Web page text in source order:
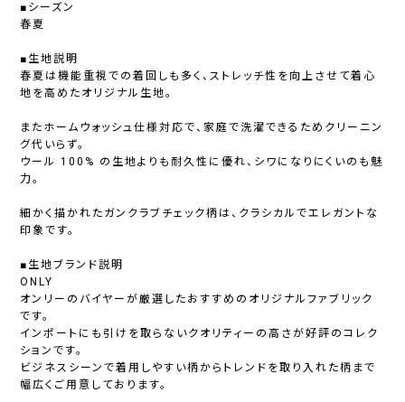
■シーズン
春夏
■生地説明
春夏は機能重視での着回しも多く、ストレッチ性を向上させて着心
地を高めたオリジナル生地。
またホームウォッシュ仕様対応で、家庭で洗濯できるためクリーニン
グ代いらず。
ウール 100% の生地よりも耐久性に優れ、シワになりにくいのも魅
力。
細かく描かれたガンクラブチェック柄は、クラシカルでエレガントな
印象です。
■生地ブランド説明
ONLY
オンリーのバイヤーが厳選したおすすめのオリジナルファブリック
です。
インポートにも引けを取らないクオリティーの高さが好評のコレク
ションです。
ビジネスシーンで着用しやすい柄からトレンドを取り入れた柄まで
幅広くご用意しております。